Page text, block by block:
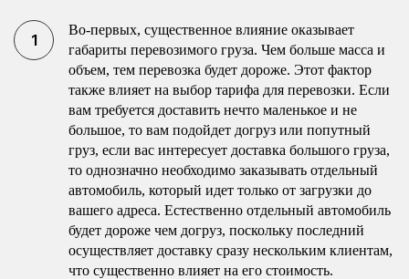
Во-первых, существенное влияние оказывает
габариты перевозимого груза. Чем больше масса и
объем, тем перевозка будет дороже. Этот фактор
также влияет на выбор тарифа для перевозки. Если
вам требуется доставить нечто маленькое и не
большое, то вам подойдет догруз или попутный
груз, если вас интересует доставка большого груза,
то однозначно необходимо заказывать отдельный
автомобиль, который идет только от загрузки до
вашего адреса. Естественно отдельный автомобиль
будет дороже чем догруз, поскольку последний
осуществляет доставку сразу нескольким клиентам,
что существенно влияет на его стоимость.